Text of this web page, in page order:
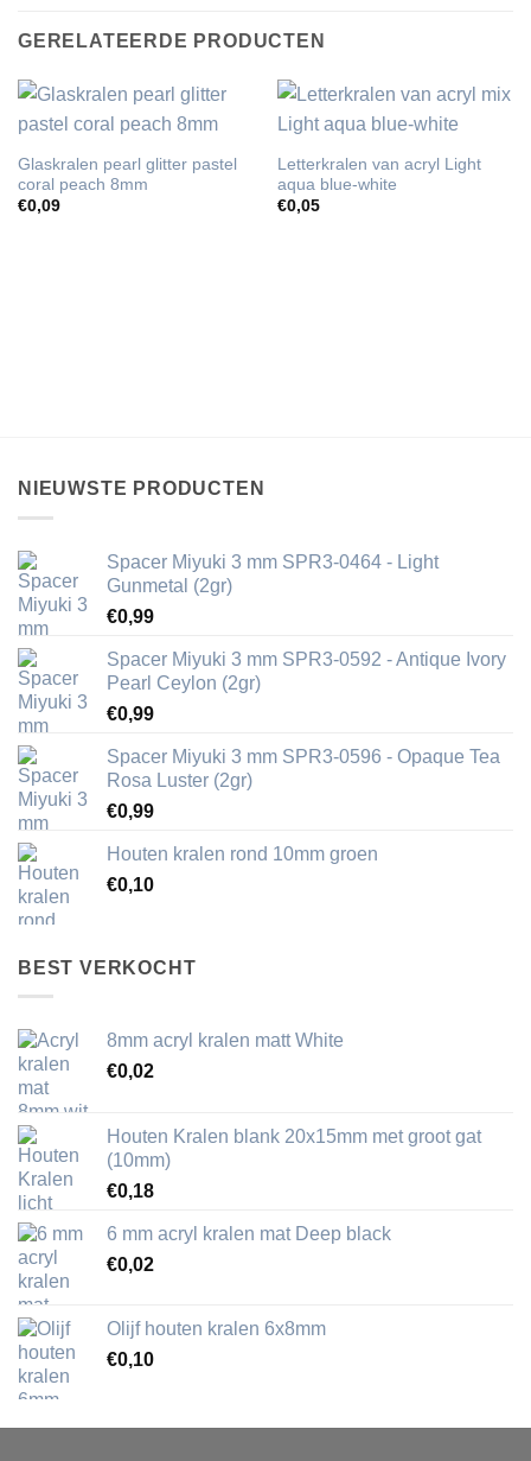
GERELATEERDE PRODUCTEN
Glaskralen pearl glitter pastel
coral peach 8mm
€0,09
Letterkralen van acryl Light
aqua blue-white
€0,05
NIEUWSTE PRODUCTEN
Spacer Miyuki 3 mm SPR3-0464 - Light
Gunmetal (2gr)
€0,99
Spacer Miyuki 3 mm SPR3-0592 - Antique Ivory
Pearl Ceylon (2gr)
€0,99
Spacer Miyuki 3 mm SPR3-0596 - Opaque Tea
Rosa Luster (2gr)
€0,99
Houten kralen rond 10mm groen
€0,10
BEST VERKOCHT
8mm acryl kralen matt White
€0,02
Houten Kralen blank 20x15mm met groot gat
(10mm)
€0,18
6 mm acryl kralen mat Deep black
€0,02
Olijf houten kralen 6x8mm
€0,10